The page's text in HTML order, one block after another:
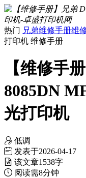
热门 兄弟维修手册维
打印机 维修手册
【维修手
8085DN
光打印机
低调
发表于2026-04-17
该文章1538字
阅读需8分钟